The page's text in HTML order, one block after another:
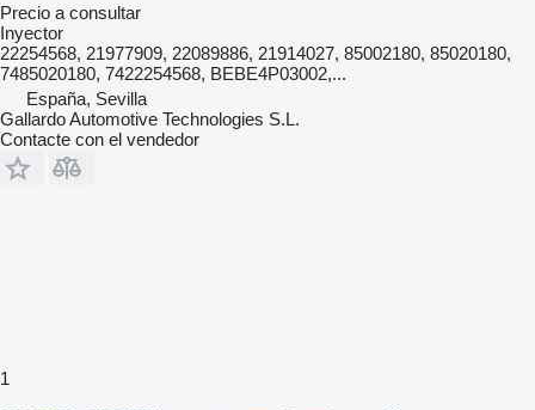
Precio a consultar
Inyector
22254568, 21977909, 22089886, 21914027, 85002180, 85020180,
7485020180, 7422254568, BEBE4P03002,...
España, Sevilla
Gallardo Automotive Technologies S.L.
Contacte con el vendedor
1